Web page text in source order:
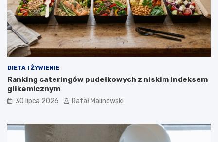
DIETA I ŻYWIENIE
Ranking cateringów pudełkowych z niskim indeksem
glikemicznym
30 lipca 2026 Rafał Malinowski